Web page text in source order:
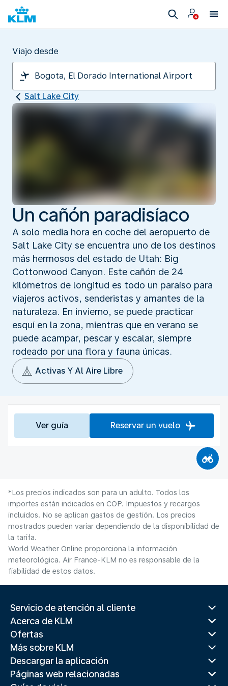
Viajo desde
Salt Lake City
Un cañón paradisíaco
A solo media hora en coche del aeropuerto de
Salt Lake City se encuentra uno de los destinos
más hermosos del estado de Utah: Big
Cottonwood Canyon. Este cañón de 24
kilómetros de longitud es todo un paraíso para
viajeros activos, senderistas y amantes de la
naturaleza. En invierno, se puede practicar
esquí en la zona, mientras que en verano se
puede acampar, pescar y escalar, siempre
rodeado por una flora y fauna únicas.
Activas Y Al Aire Libre
Ver guía Reservar un vuelo
*Los precios indicados son para un adulto. Todos los
importes están indicados en COP. Impuestos y recargos
incluidos. No se aplican gastos de gestión. Los precios
mostrados pueden variar dependiendo de la disponibilidad de
la tarifa.
World Weather Online proporciona la información
meteorológica. Air France-KLM no es responsable de la
fiabilidad de estos datos.
Servicio de atención al cliente
Acerca de KLM
Ofertas
Más sobre KLM
Descargar la aplicación
Páginas web relacionadas